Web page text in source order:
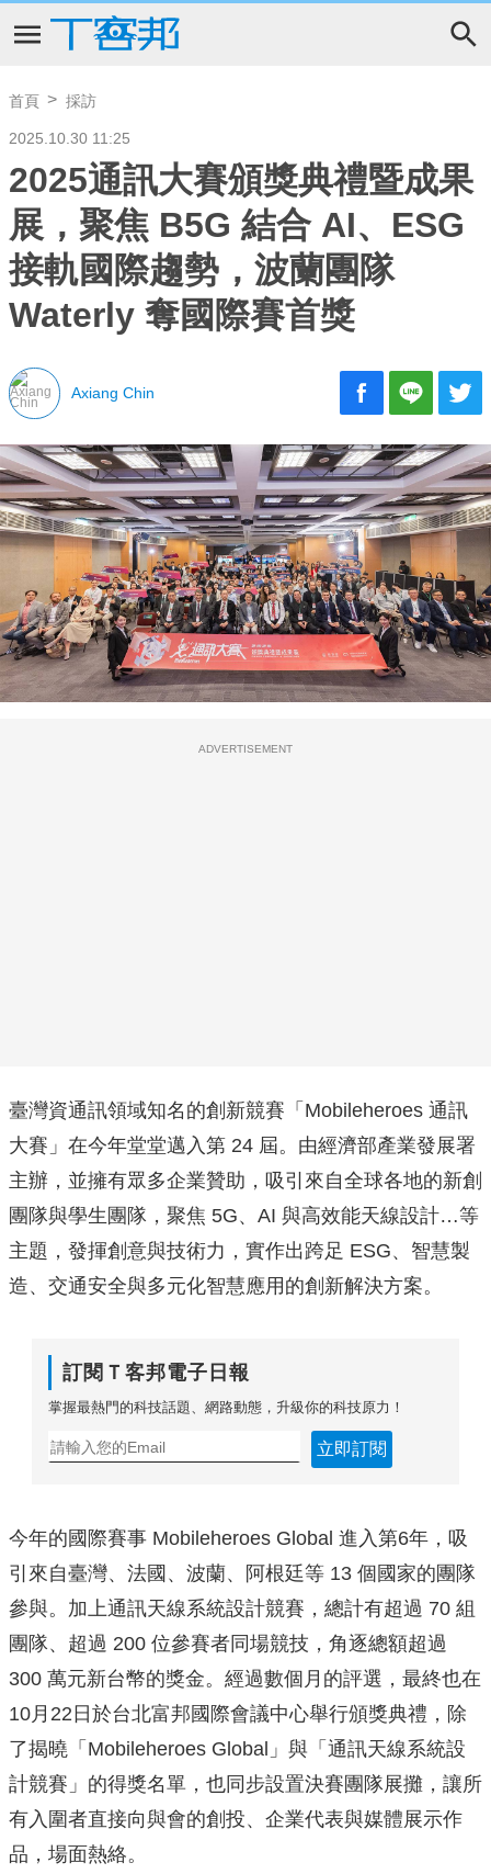
首頁 採訪
2025.10.30 11:25
2025通訊大賽頒獎典禮暨成果
展，聚焦 B5G 結合 AI、ESG
接軌國際趨勢，波蘭團隊
Waterly 奪國際賽首獎
Axiang Chin
ADVERTISEMENT
臺灣資通訊領域知名的創新競賽「Mobileheroes 通訊
大賽」在今年堂堂邁入第 24 屆。由經濟部產業發展署
主辦，並擁有眾多企業贊助，吸引來自全球各地的新創
團隊與學生團隊，聚焦 5G、AI 與高效能天線設計…等
主題，發揮創意與技術力，實作出跨足 ESG、智慧製
造、交通安全與多元化智慧應用的創新解決方案。
訂閱Ｔ客邦電子日報
掌握最熱門的科技話題、網路動態，升級你的科技原力！
立即訂閱
今年的國際賽事 Mobileheroes Global 進入第6年，吸
引來自臺灣、法國、波蘭、阿根廷等 13 個國家的團隊
參與。加上通訊天線系統設計競賽，總計有超過 70 組
團隊、超過 200 位參賽者同場競技，角逐總額超過
300 萬元新台幣的獎金。經過數個月的評選，最終也在
10月22日於台北富邦國際會議中心舉行頒獎典禮，除
了揭曉「Mobileheroes Global」與「通訊天線系統設
計競賽」的得獎名單，也同步設置決賽團隊展攤，讓所
有入圍者直接向與會的創投、企業代表與媒體展示作
品，場面熱絡。